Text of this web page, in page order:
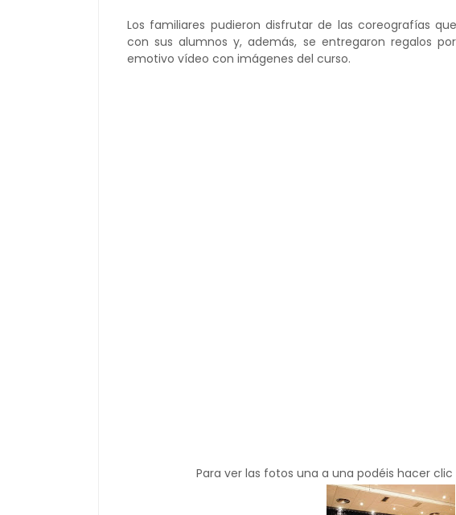
Los familiares pudieron disfrutar de las coreografías
con sus alumnos y, además, se entregaron regalos
emotivo vídeo con imágenes del curso.
Para ver las fotos una a una podéis hacer